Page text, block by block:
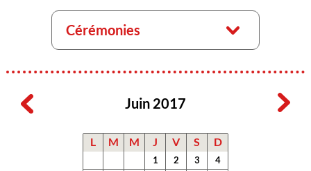
Cérémonies
Juin 2017
L M M J V S D
1 2 3
4